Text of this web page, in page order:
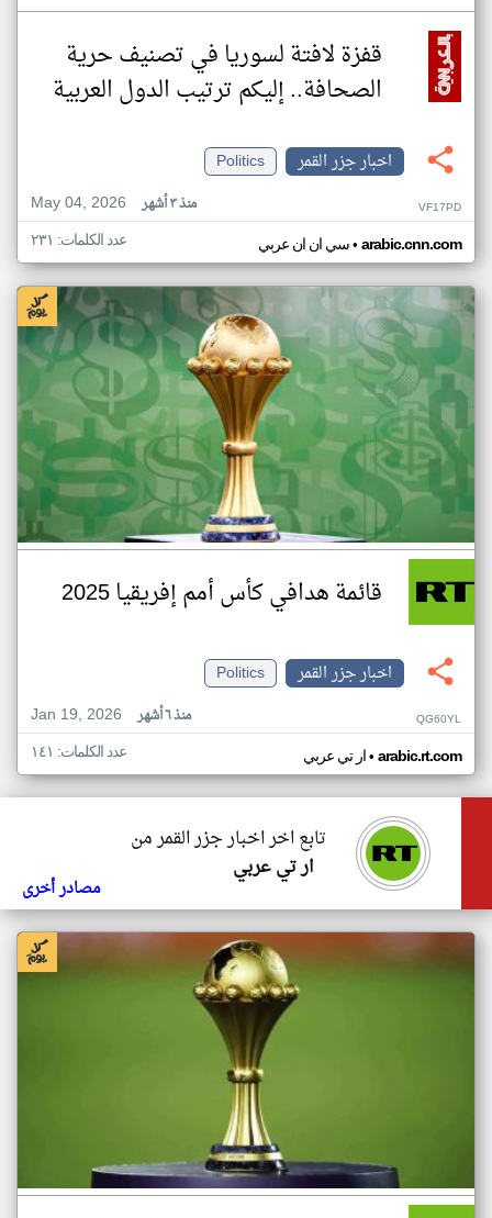
قفزة لافتة لسوريا في تصنيف حرية
الصحافة.. إليكم ترتيب الدول العربية
اخبار جزر القمر
Politics
May 04, 2026
منذ ٣ أشهر VF17PD
سي ان ان عربي• arabic.cnn.com عدد الكلمات: ٢٣١
قائمة هدافي كأس أمم إفريقيا 2025
اخبار جزر القمر
Politics
Jan 19, 2026
منذ ٦ أشهر QG60YL
ار تي عربي• arabic.rt.com عدد الكلمات: ١٤١
تابع اخر اخبار جزر القمر من
ار تي عربي
مصادر أخرى